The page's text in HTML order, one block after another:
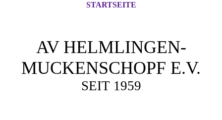
STARTSEITE
AV HELMLINGEN-
MUCKENSCHOPF E.V.
SEIT 1959